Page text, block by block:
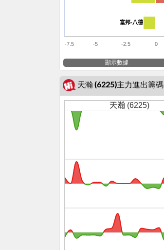
富邦-八德
富邦-八德
0
-7.5 -5 -2.5
顯示數據
天瀚 (6225)主力進出籌碼
天瀚 (6225)